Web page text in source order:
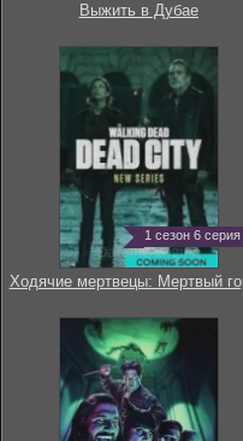
Выжить в Дубае
1 сезон 6 серия
Ходячие мертвецы: Мертвый